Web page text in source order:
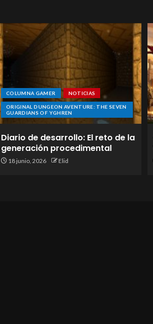
COLUMNA GAMER NOTICIAS
ORIGINAL DUNGEON AVENTURE: THE SEVEN
GUARDIANS OF YGHREN
Diario de desarrollo: El reto de la
generación procedimental
18 junio, 2026 Elid